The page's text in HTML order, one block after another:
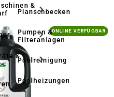
&
& -
Planschbecken
Pumpen &
Filteranlagen
Poolreinigung
Poolheizungen
ONLINE VERFÜGBAR